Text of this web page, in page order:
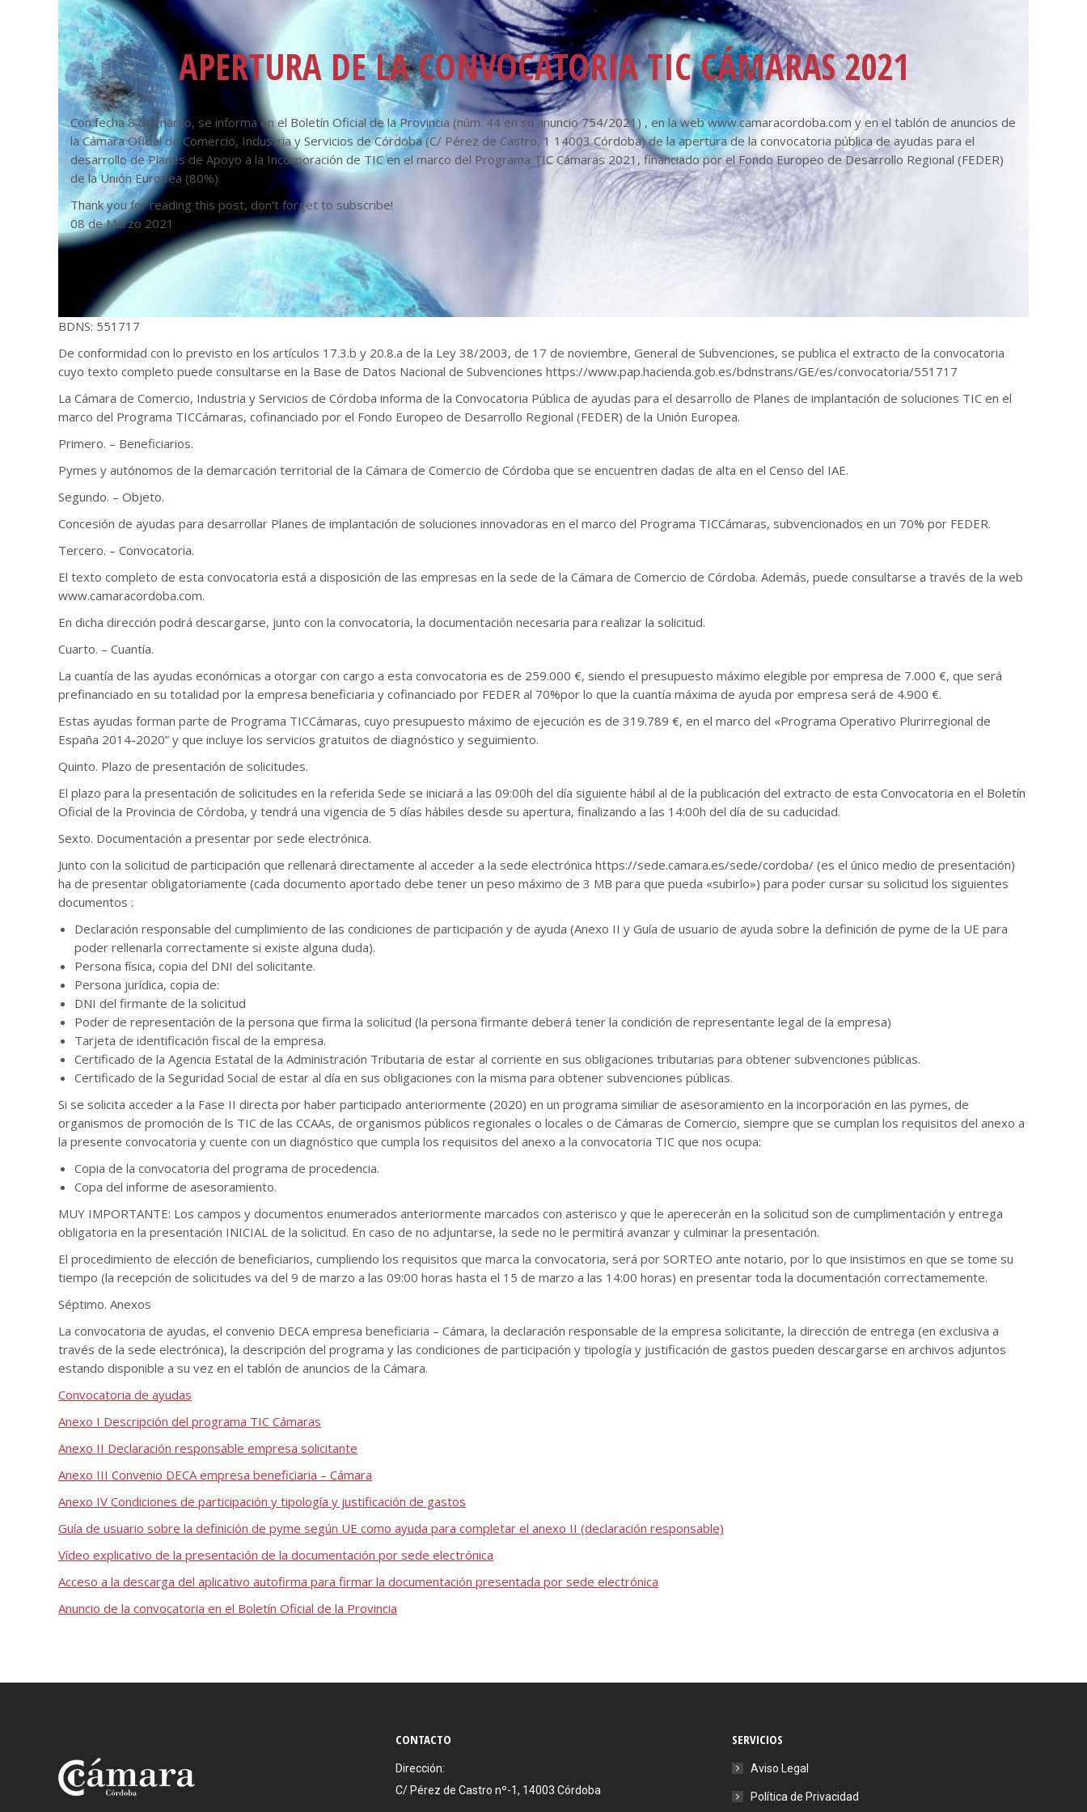
APERTURA DE LA CONVOCATORIA TIC CÁMARAS 2021
Con fecha 8 de marzo, se informa en el Boletín Oficial de la Provincia (núm. 44 en su anuncio 754/2021) , en la web www.camaracordoba.com y en el tablón de anuncios de
la Cámara Oficial de Comercio, Industria y Servicios de Córdoba (C/ Pérez de Castro, 1 14003 Córdoba) de la apertura de la convocatoria pública de ayudas para el
desarrollo de Planes de Apoyo a la Incorporación de TIC en el marco del Programa TIC Cámaras 2021, financiado por el Fondo Europeo de Desarrollo Regional (FEDER)
de la Unión Europea (80%).
Thank you for reading this post, don't forget to subscribe!
08 de Marzo 2021
BDNS: 551717
De conformidad con lo previsto en los artículos 17.3.b y 20.8.a de la Ley 38/2003, de 17 de noviembre, General de Subvenciones, se publica el extracto de la convocatoria
cuyo texto completo puede consultarse en la Base de Datos Nacional de Subvenciones https://www.pap.hacienda.gob.es/bdnstrans/GE/es/convocatoria/551717
La Cámara de Comercio, Industria y Servicios de Córdoba informa de la Convocatoria Pública de ayudas para el desarrollo de Planes de implantación de soluciones TIC en el
marco del Programa TICCámaras, cofinanciado por el Fondo Europeo de Desarrollo Regional (FEDER) de la Unión Europea.
Primero. – Beneficiarios.
Pymes y autónomos de la demarcación territorial de la Cámara de Comercio de Córdoba que se encuentren dadas de alta en el Censo del IAE.
Segundo. – Objeto.
Concesión de ayudas para desarrollar Planes de implantación de soluciones innovadoras en el marco del Programa TICCámaras, subvencionados en un 70% por FEDER.
Tercero. – Convocatoria.
El texto completo de esta convocatoria está a disposición de las empresas en la sede de la Cámara de Comercio de Córdoba. Además, puede consultarse a través de la web
www.camaracordoba.com.
En dicha dirección podrá descargarse, junto con la convocatoria, la documentación necesaria para realizar la solicitud.
Cuarto. – Cuantía.
La cuantía de las ayudas económicas a otorgar con cargo a esta convocatoria es de 259.000 €, siendo el presupuesto máximo elegible por empresa de 7.000 €, que será
prefinanciado en su totalidad por la empresa beneficiaria y cofinanciado por FEDER al 70%por lo que la cuantía máxima de ayuda por empresa será de 4.900 €.
Estas ayudas forman parte de Programa TICCámaras, cuyo presupuesto máximo de ejecución es de 319.789 €, en el marco del «Programa Operativo Plurirregional de
España 2014-2020” y que incluye los servicios gratuitos de diagnóstico y seguimiento.
Quinto. Plazo de presentación de solicitudes.
El plazo para la presentación de solicitudes en la referida Sede se iniciará a las 09:00h del día siguiente hábil al de la publicación del extracto de esta Convocatoria en el Boletín
Oficial de la Provincia de Córdoba, y tendrá una vigencia de 5 días hábiles desde su apertura, finalizando a las 14:00h del día de su caducidad.
Sexto. Documentación a presentar por sede electrónica.
Junto con la solicitud de participación que rellenará directamente al acceder a la sede electrónica https://sede.camara.es/sede/cordoba/ (es el único medio de presentación)
ha de presentar obligatoriamente (cada documento aportado debe tener un peso máximo de 3 MB para que pueda «subirlo») para poder cursar su solicitud los siguientes
documentos :
Declaración responsable del cumplimiento de las condiciones de participación y de ayuda (Anexo II y Guía de usuario de ayuda sobre la definición de pyme de la UE para
poder rellenarla correctamente si existe alguna duda).
Persona física, copia del DNI del solicitante.
Persona jurídica, copia de:
DNI del firmante de la solicitud
Poder de representación de la persona que firma la solicitud (la persona firmante deberá tener la condición de representante legal de la empresa)
Tarjeta de identificación fiscal de la empresa.
Certificado de la Agencia Estatal de la Administración Tributaria de estar al corriente en sus obligaciones tributarias para obtener subvenciones públicas.
Certificado de la Seguridad Social de estar al día en sus obligaciones con la misma para obtener subvenciones públicas.
Si se solicita acceder a la Fase II directa por haber participado anteriormente (2020) en un programa similiar de asesoramiento en la incorporación en las pymes, de
organismos de promoción de ls TIC de las CCAAs, de organismos públicos regionales o locales o de Cámaras de Comercio, siempre que se cumplan los requisitos del anexo a
la presente convocatoria y cuente con un diagnóstico que cumpla los requisitos del anexo a la convocatoria TIC que nos ocupa:
Copia de la convocatoria del programa de procedencia.
Copa del informe de asesoramiento.
MUY IMPORTANTE: Los campos y documentos enumerados anteriormente marcados con asterisco y que le aperecerán en la solicitud son de cumplimentación y entrega
obligatoria en la presentación INICIAL de la solicitud. En caso de no adjuntarse, la sede no le permitirá avanzar y culminar la presentación.
El procedimiento de elección de beneficiarios, cumpliendo los requisitos que marca la convocatoria, será por SORTEO ante notario, por lo que insistimos en que se tome su
tiempo (la recepción de solicitudes va del 9 de marzo a las 09:00 horas hasta el 15 de marzo a las 14:00 horas) en presentar toda la documentación correctamemente.
Séptimo. Anexos
La convocatoria de ayudas, el convenio DECA empresa beneficiaria – Cámara, la declaración responsable de la empresa solicitante, la dirección de entrega (en exclusiva a
través de la sede electrónica), la descripción del programa y las condiciones de participación y tipología y justificación de gastos pueden descargarse en archivos adjuntos
estando disponible a su vez en el tablón de anuncios de la Cámara.
Convocatoria de ayudas
Anexo I Descripción del programa TIC Cámaras
Anexo II Declaración responsable empresa solicitante
Anexo III Convenio DECA empresa beneficiaria – Cámara
Anexo IV Condiciones de participación y tipología y justificación de gastos
Guía de usuario sobre la definición de pyme según UE como ayuda para completar el anexo II (declaración responsable)
Vídeo explicativo de la presentación de la documentación por sede electrónica
Acceso a la descarga del aplicativo autofirma para firmar la documentación presentada por sede electrónica
Anuncio de la convocatoria en el Boletín Oficial de la Provincia
CONTACTO
Dirección:
C/ Pérez de Castro nº-1, 14003 Córdoba
SERVICIOS
Aviso Legal
Política de Privacidad